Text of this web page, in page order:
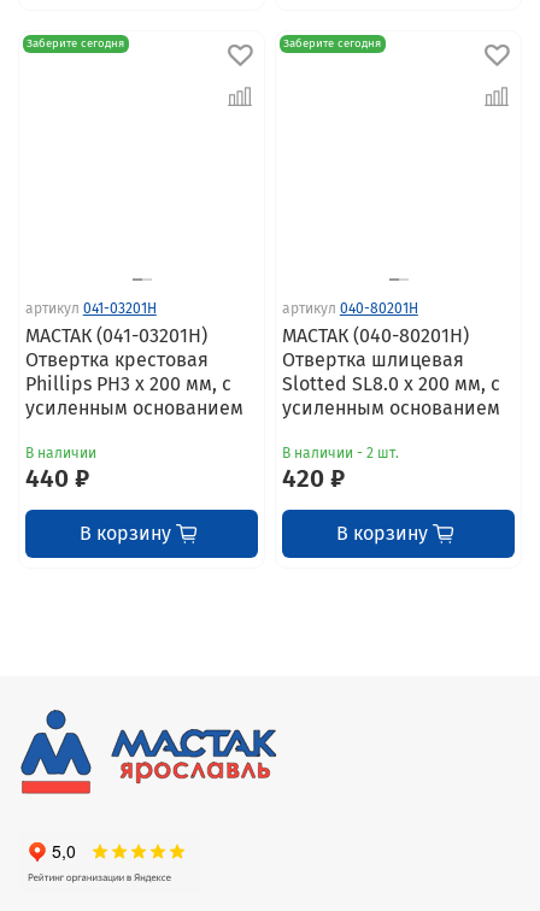
Заберите сегодня
артикул 041-03201H
МАСТАК (041-03201H)
Отвертка крестовая
Phillips PH3 x 200 мм, с
усиленным основанием
В наличии
440 ₽
В корзину
Заберите сегодня
артикул 040-80201H
МАСТАК (040-80201H)
Отвертка шлицевая
Slotted SL8.0 x 200 мм, с
усиленным основанием
В наличии - 2 шт.
420 ₽
В корзину